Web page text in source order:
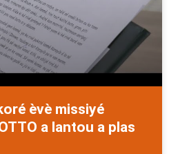
èvè missiyé
a lantou a plas